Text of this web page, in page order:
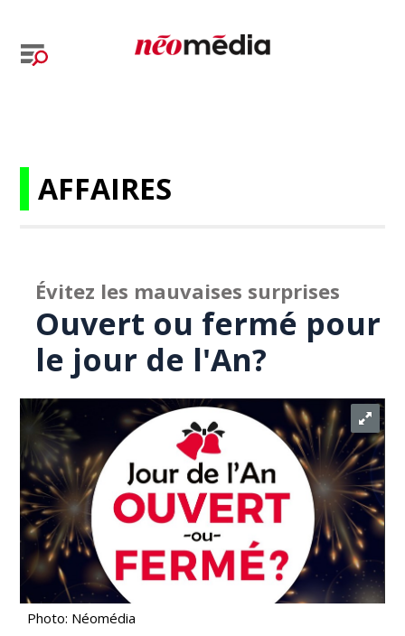
AFFAIRES
Évitez les mauvaises surprises
Ouvert ou fermé pour
le jour de l'An?
Photo: Néomédia